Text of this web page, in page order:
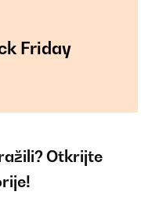
Friday
Otkrijte